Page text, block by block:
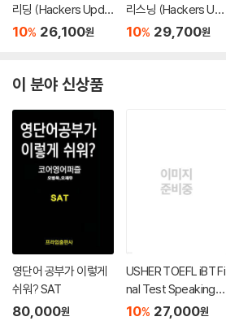
리딩 (Hackers Upda
ted TOEFL READIN
10% 26,100원
리스닝 (Hackers Up
dated TOEFL LISTE
10% 29,700원
이 분야 신상품
영단어 공부가 이렇게
쉬워? SAT
80,000원
USHER TOEFL iBT Fi
nal Test Speaking
(어셔 토플 파이널 테스
10% 27,000원